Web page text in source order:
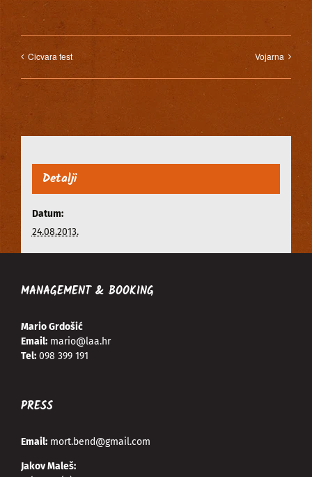
Cicvara fest Vojarna
Detalji
Datum:
24.08.2013.
MANAGEMENT & BOOKING
Mario Grdošić
Email: mario@laa.hr
Tel: 098 399 191
PRESS
Email: mort.bend@gmail.com
Jakov Maleš: